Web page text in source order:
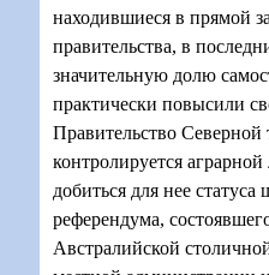
находившиеся в прямой
правительства, в
значительную долю
практически повысили
Правительство
контролируется
добиться для нее
референдума,
Австралийской